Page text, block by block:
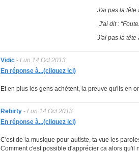
J'ai pas la tête
J'ai dit :
J'ai pas la tête
Vidic - Lun 14 Oct 2013
En réponse à...(cliquez ici)
Et en plus les gens achètent, la preuve qu'ils en
Rebirty - Lun 14 Oct 2013
En réponse à...(cliquez ici)
C'est de la musique pour autiste, ta vue les
Comment c'est possible d'apprécier ca alors qu'il